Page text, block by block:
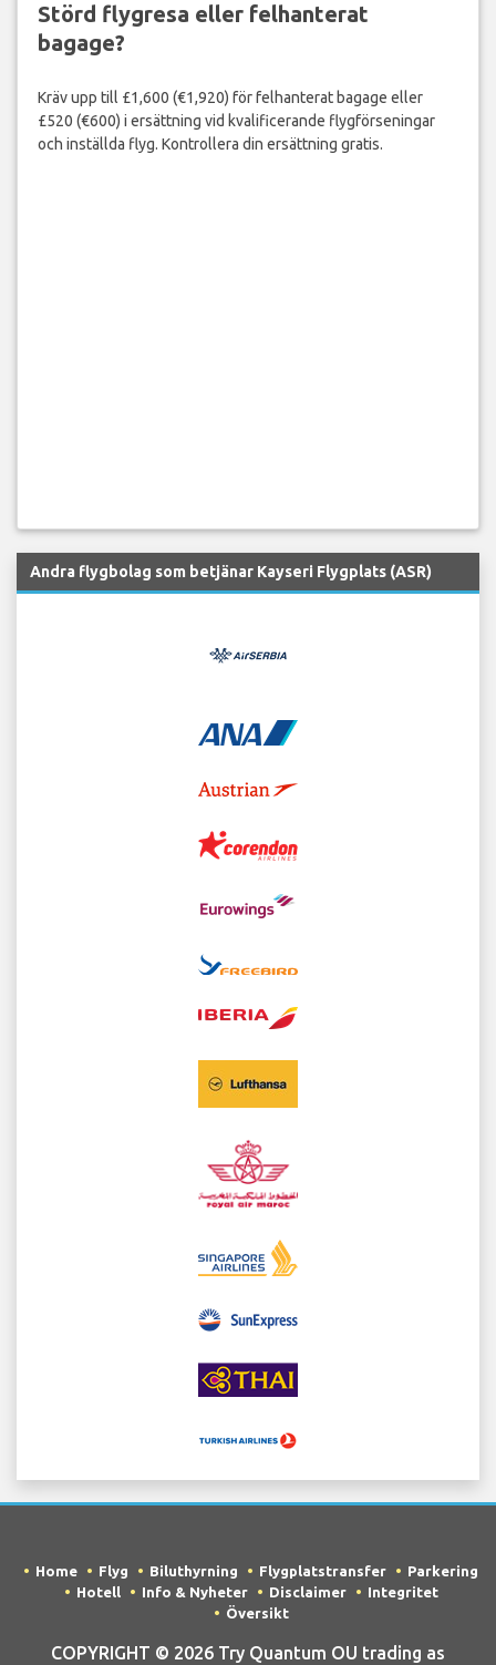
Störd flygresa eller felhanterat
bagage?
Kräv upp till £1,600 (€1,920) för felhanterat bagage eller
£520 (€600) i ersättning vid kvalificerande flygförseningar
och inställda flyg. Kontrollera din ersättning gratis.
Andra flygbolag som betjänar Kayseri Flygplats (ASR)
Home Flyg Biluthyrning Flygplatstransfer
Parkering
Hotell
Info & Nyheter Disclaimer
Integritet
Översikt
COPYRIGHT © 2026 Try Quantum OU trading as